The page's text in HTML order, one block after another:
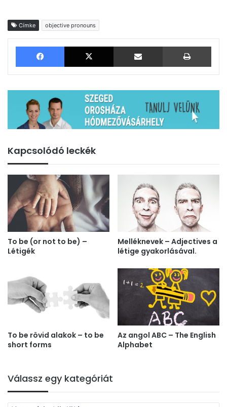
Címke objective pronouns
Facebook X Megosztás email-ben
Kapcsolódó leckék
To be (or not to be) –
Létigék
Melléknevek – Adjectives a
létige gyakorlásával.
To be rövid alakok – to be
short forms
Az angol ABC – The English
Alphabet
Válassz egy kategóriát